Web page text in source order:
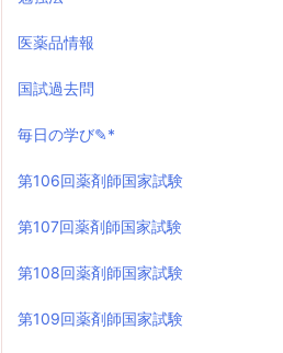
医薬品情報
国試過去問
毎日の学び✎*
第106回薬剤師国家試験
第107回薬剤師国家試験
第108回薬剤師国家試験
第109回薬剤師国家試験